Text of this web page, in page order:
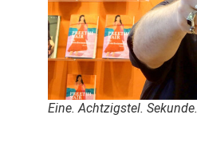
Eine. Achtzigstel. Sekunde.